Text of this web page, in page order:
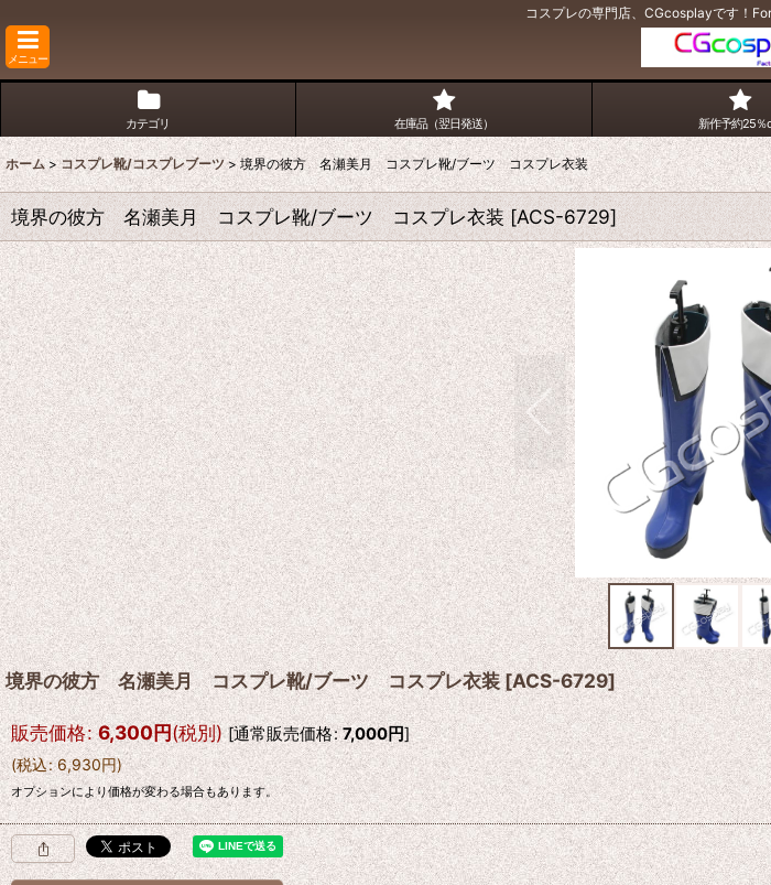
コスプレの専門店、CGcosplayです！
メニュー
カテゴリ 在庫品（翌日発送） 新作予約25％
ホーム > コスプレ靴/コスプレブーツ > 境界の彼方 名瀬美月 コスプレ靴/ブーツ コスプレ衣装
境界の彼方 名瀬美月 コスプレ靴/ブーツ コスプレ衣装 [ACS-6729]
境界の彼方 名瀬美月 コスプレ靴/ブーツ コスプレ衣装[ACS-6729]
販売価格: 6,300円(税別) [通常販売価格: 7,000円]
(税込: 6,930円)
オプションにより価格が変わる場合もあります。